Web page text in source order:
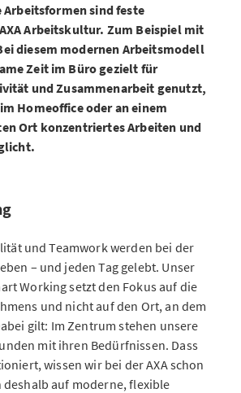
sind feste
Arbeitskultur. Zum Beispiel mit
diesem modernen Arbeitsmodell
Zeit im Büro gezielt für
und Zusammenarbeit genutzt,
Homeoffice oder an einem
Ort konzentriertes Arbeiten und
und Teamwork werden bei der
– und jeden Tag gelebt. Unser
Working setzt den Fokus auf die
und nicht auf den Ort, an dem
gilt: Im Zentrum stehen unsere
mit ihren Bedürfnissen. Dass
wissen wir bei der AXA schon
deshalb auf moderne, flexible